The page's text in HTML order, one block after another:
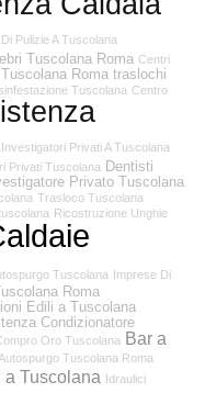
Pulizie A Tuscolana
Tuscolana Roma Centri
Roma traslochi
Tuscolana Centro
Investigatori Privati A Tuscolana
Privati Tuscolana Dentisti
Privato Tuscolana
Trasloco Tuscolana
Ricostruzione Unghie
Tuscolana Imprese Di
Roma
Edili a Tuscolana
Condizionatore
Oro Tuscolana Bar a
Autospurgo Tuscolana Roma
a Tuscolana Idraulici